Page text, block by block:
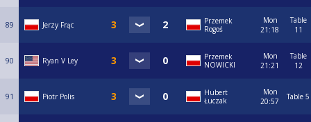
89 Jerzy Frąc
Przemek
Rogoś
Mon
21:18
Table
11
90 Ryan V Ley
Przemek
NOWICKI
Mon
21:21
Table
12
91 Piotr Polis
Hubert
Łuczak
Mon
20:57
Table 5